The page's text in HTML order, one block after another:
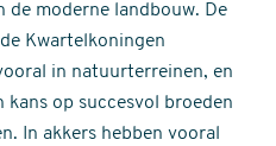
de moderne landbouw. De
Kwartelkoningen
in natuurterreinen, en
kans op succesvol broeden
In akkers hebben vooral